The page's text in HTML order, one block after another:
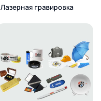
Лазерная гравировка